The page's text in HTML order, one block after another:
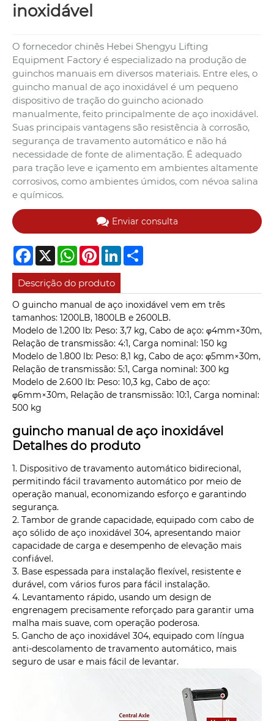
inoxidável
O fornecedor chinês Hebei Shengyu Lifting
Equipment Factory é especializado na produção de
guinchos manuais em diversos materiais. Entre eles, o
guincho manual de aço inoxidável é um pequeno
dispositivo de tração do guincho acionado
manualmente, feito principalmente de aço inoxidável.
Suas principais vantagens são resistência à corrosão,
segurança de travamento automático e não há
necessidade de fonte de alimentação. É adequado
para tração leve e içamento em ambientes altamente
corrosivos, como ambientes úmidos, com névoa salina
e químicos.
Enviar consulta
Facebook
X WhatsApp
PinterestLinkedIn
Descrição do produto
O guincho manual de aço inoxidável vem em três
tamanhos: 1200LB, 1800LB e 2600LB.
Modelo de 1.200 lb: Peso: 3,7 kg, Cabo de aço: φ4mm×30m,
Relação de transmissão: 4:1, Carga nominal: 150 kg
Modelo de 1.800 lb: Peso: 8,1 kg, Cabo de aço: φ5mm×30m,
Relação de transmissão: 5:1, Carga nominal: 300 kg
Modelo de 2.600 lb: Peso: 10,3 kg, Cabo de aço:
φ6mm×30m, Relação de transmissão: 10:1, Carga nominal:
500 kg
guincho manual de aço inoxidável
Detalhes do produto
1. Dispositivo de travamento automático bidirecional,
permitindo fácil travamento automático por meio de
operação manual, economizando esforço e garantindo
segurança.
2. Tambor de grande capacidade, equipado com cabo de
aço sólido de aço inoxidável 304, apresentando maior
capacidade de carga e desempenho de elevação mais
confiável.
3. Base espessada para instalação flexível, resistente e
durável, com vários furos para fácil instalação.
4. Levantamento rápido, usando um design de
engrenagem precisamente reforçado para garantir uma
malha mais suave, com operação poderosa.
5. Gancho de aço inoxidável 304, equipado com língua
anti-descolamento de travamento automático, mais
seguro de usar e mais fácil de levantar.